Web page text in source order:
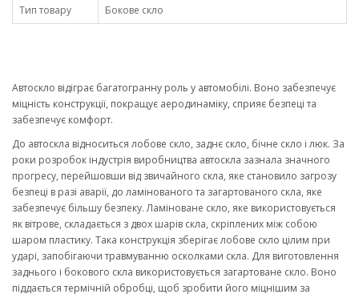
Тип товару
Бокове скло
Автоскло відіграє багатогранну роль у автомобілі. Воно забезпечує
міцність конструкції, покращує аеродинаміку, сприяє безпеці та
забезпечує комфорт.
До автоскла відноситься лобове скло, заднє скло, бічне скло і люк. За
роки розробок індустрія виробництва автоскла зазнала значного
прогресу, перейшовши від звичайного скла, яке становило загрозу
безпеці в разі аварії, до ламінованого та загартованого скла, яке
забезпечує більшу безпеку. Ламіноване скло, яке використовується
як вітрове, складається з двох шарів скла, скріплених між собою
шаром пластику. Така конструкція зберігає лобове скло цілим при
ударі, запобігаючи травмуванню осколками скла. Для виготовлення
заднього і бокового скла використовується загартоване скло. Воно
піддається термічній обробці, щоб зробити його міцнішим за